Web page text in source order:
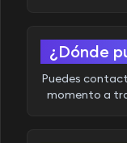
¿Dónde
Puedes
momento a